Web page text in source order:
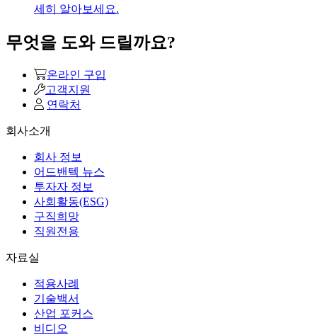
세히 알아보세요.
무엇을 도와 드릴까요?
온라인 구입
고객지원
연락처
회사소개
회사 정보
어드밴텍 뉴스
투자자 정보
사회활동(ESG)
구직희망
직원전용
자료실
적용사례
기술백서
산업 포커스
비디오